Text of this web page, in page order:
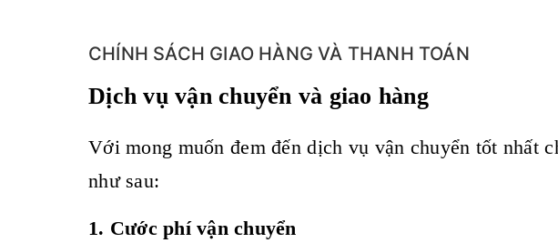
CHÍNH SÁCH GIAO HÀNG VÀ THANH TOÁN
Dịch vụ vận chuyển và giao hàng
Với mong muốn đem đến dịch vụ vận chuyển tốt nhất
như sau:
1. Cước phí vận chuyển